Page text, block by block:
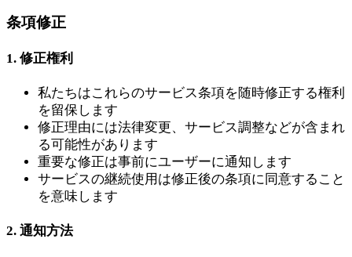
条項修正
1. 修正権利
私たちはこれらのサービス条項を随時修正する権利
を留保します
修正理由には法律変更、サービス調整などが含まれ
る可能性があります
重要な修正は事前にユーザーに通知します
サービスの継続使用は修正後の条項に同意すること
を意味します
2. 通知方法